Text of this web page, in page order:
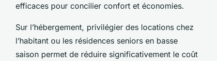
efficaces pour concilier confort et économies.
Sur l’hébergement, privilégier des locations chez
l’habitant ou les résidences seniors en basse
saison permet de réduire significativement le coût